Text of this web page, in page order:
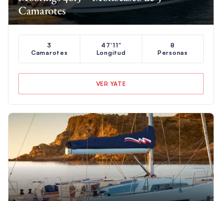
Camarotes
3
Camarotes
47'11"
Longitud
8
Personas
VER YATE